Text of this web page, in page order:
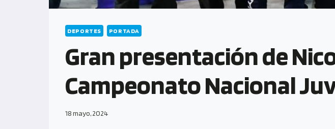
DEPORTES PORTADA
Gran presentación de
Campeonato Nacional
18 mayo, 2024